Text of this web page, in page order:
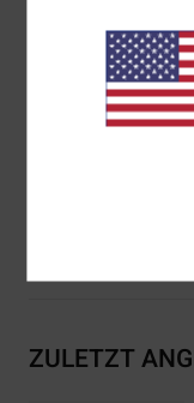
Verschluss:
Gesticktes Logo
ZULETZT